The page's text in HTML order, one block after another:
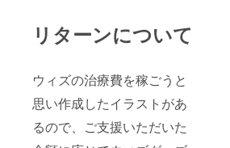
リターンについて
ウィズの治療費を稼ごうと
思い作成したイラストがあ
るので、ご支援いただいた